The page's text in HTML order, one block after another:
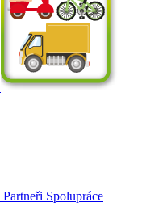
Partneři Spolupráce